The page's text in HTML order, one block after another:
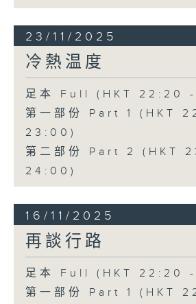
23/11/2025
冷熱温度
足本 Full (HKT 22:20
第一部份 Part 1 (HKT
23:00)
第二部份 Part 2 (HKT
24:00)
16/11/2025
再談行路
足本 Full (HKT 22:20
第一部份 Part 1 (HKT